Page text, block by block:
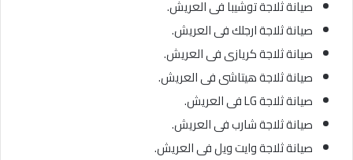
صيانة ثلاجة توشيبا فى العريش.
صيانة ثلاجة ارجلك فى العريش.
صيانة ثلاجة كريازى فى العريش.
صيانة ثلاجة هيتاشى فى العريش.
صيانة ثلاجة LG فى العريش.
صيانة ثلاجة شارب فى العريش.
صيانة ثلاجة وايت ويل فى العريش.